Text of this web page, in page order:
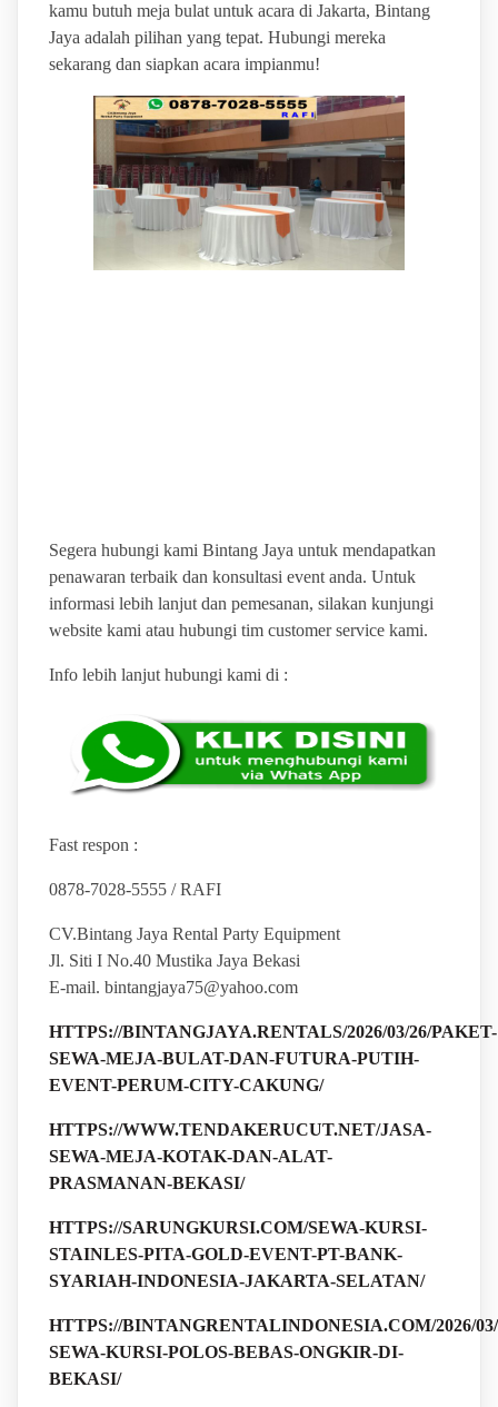
kamu butuh meja bulat untuk acara di Jakarta, Bintang
Jaya adalah pilihan yang tepat. Hubungi mereka
sekarang dan siapkan acara impianmu!
Segera hubungi kami Bintang Jaya untuk mendapatkan
penawaran terbaik dan konsultasi event anda. Untuk
informasi lebih lanjut dan pemesanan, silakan kunjungi
website kami atau hubungi tim customer service kami.
Info lebih lanjut hubungi kami di :
Fast respon :
0878-7028-5555 / RAFI
CV.Bintang Jaya Rental Party Equipment
Jl. Siti I No.40 Mustika Jaya Bekasi
E-mail. bintangjaya75@yahoo.com
HTTPS://BINTANGJAYA.RENTALS/2026/03/26/PAKET-
SEWA-MEJA-BULAT-DAN-FUTURA-PUTIH-
EVENT-PERUM-CITY-CAKUNG/
HTTPS://WWW.TENDAKERUCUT.NET/JASA-
SEWA-MEJA-KOTAK-DAN-ALAT-
PRASMANAN-BEKASI/
HTTPS://SARUNGKURSI.COM/SEWA-KURSI-
STAINLES-PITA-GOLD-EVENT-PT-BANK-
SYARIAH-INDONESIA-JAKARTA-SELATAN/
HTTPS://BINTANGRENTALINDONESIA.COM/2026/
SEWA-KURSI-POLOS-BEBAS-ONGKIR-DI-
BEKASI/